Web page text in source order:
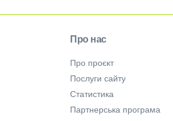
Про нас
Про проєкт
Послуги сайту
Статистика
Партнерська програма